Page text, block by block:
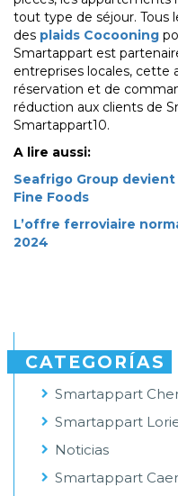
tout type de séjour. Tous
des plaids Cocooning
Smartappart est
entreprises locales, cette
réservation et de
réduction aux clients de
Smartappart10.
A lire aussi:
Seafrigo Group
Fine Foods
L’offre ferroviaire
2024
CATEGORÍAS
Smartappart
Smartappart
Noticias
Smartappart